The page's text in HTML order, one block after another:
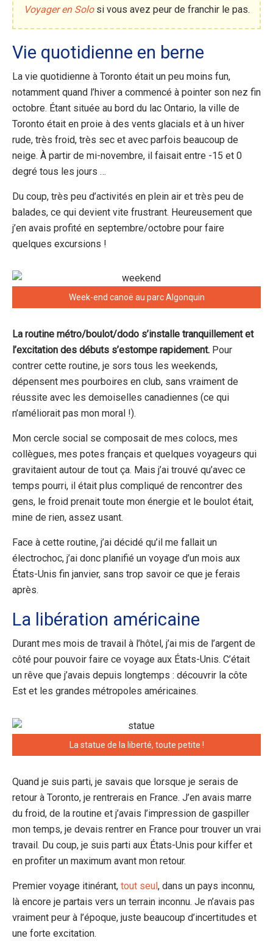
Voyager en Solosi vous avez peur de franchir le pas.
Vie quotidienne en berne
La vie quotidienne à Toronto était un peu moins fun,
notamment quand l’hiver a commencé à pointer son nez fin
octobre. Étant située au bord du lac Ontario, la ville de
Toronto était en proie à des vents glacials et à un hiver
rude, très froid, très sec et avec parfois beaucoup de
neige. À partir de mi-novembre, il faisait entre -15 et 0
degré tous les jours …
Du coup, très peu d’activités en plein air et très peu de
balades, ce qui devient vite frustrant. Heureusement que
j’en avais profité en septembre/octobre pour faire
quelques excursions !
Week-end canoë au parc Algonquin
La routine métro/boulot/dodo s’installe tranquillement et
l’excitation des débuts s’estompe rapidement. Pour
contrer cette routine, je sors tous les weekends,
dépensent mes pourboires en club, sans vraiment de
réussite avec les demoiselles canadiennes (ce qui
n’améliorait pas mon moral !).
Mon cercle social se composait de mes colocs, mes
collègues, mes potes français et quelques voyageurs qui
gravitaient autour de tout ça. Mais j’ai trouvé qu’avec ce
temps pourri, il était plus compliqué de rencontrer des
gens, le froid prenait toute mon énergie et le boulot était,
mine de rien, assez usant.
Face à cette routine, j’ai décidé qu’il me fallait un
électrochoc, j’ai donc planifié un voyage d’un mois aux
États-Unis fin janvier, sans trop savoir ce que je ferais
après.
La libération américaine
Durant mes mois de travail à l’hôtel, j’ai mis de l’argent de
côté pour pouvoir faire ce voyage aux États-Unis. C’était
un rêve que j’avais depuis longtemps : découvrir la côte
Est et les grandes métropoles américaines.
La statue de la liberté, toute petite !
Quand je suis parti, je savais que lorsque je serais de
retour à Toronto, je rentrerais en France. J’en avais marre
du froid, de la routine et j’avais l’impression de gaspiller
mon temps, je devais rentrer en France pour trouver un vrai
travail. Du coup, je suis parti aux États-Unis pour kiffer et
en profiter un maximum avant mon retour.
Premier voyage itinérant, tout seul , dans un pays inconnu,
là encore je partais vers un terrain inconnu. Je n’avais pas
vraiment peur à l’époque, juste beaucoup d’incertitudes et
une forte excitation.